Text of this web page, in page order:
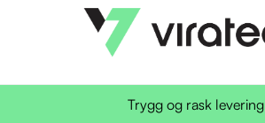
Trygg og rask levering